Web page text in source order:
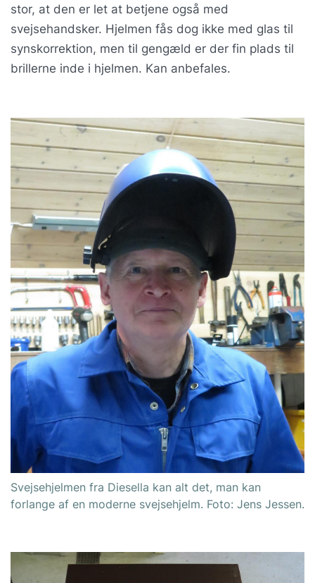
stor, at den er let at betjene også med
svejsehandsker. Hjelmen fås dog ikke med glas til
synskorrektion, men til gengæld er der fin plads til
brillerne inde i hjelmen. Kan anbefales.
Svejsehjelmen fra Diesella kan alt det, man kan
forlange af en moderne svejsehjelm. Foto: Jens Jessen.